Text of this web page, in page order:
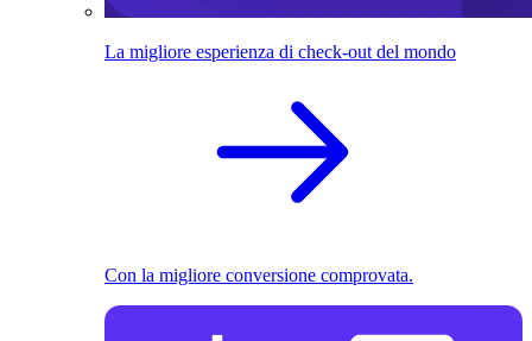
La migliore esperienza di check-out del mondo
Con la migliore conversione comprovata.